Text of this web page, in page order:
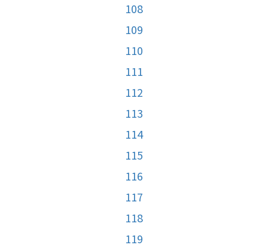
108
109
110
111
112
113
114
115
116
117
118
119